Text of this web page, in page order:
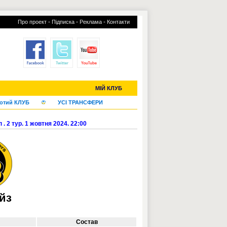
Про проект - Підписка - Реклама - Контакти
МІЙ КЛУБ
КЛУБ УСІ ТРАНСФЕРИ
. 2 тур. 1 жовтня 2024. 22:00
Состав